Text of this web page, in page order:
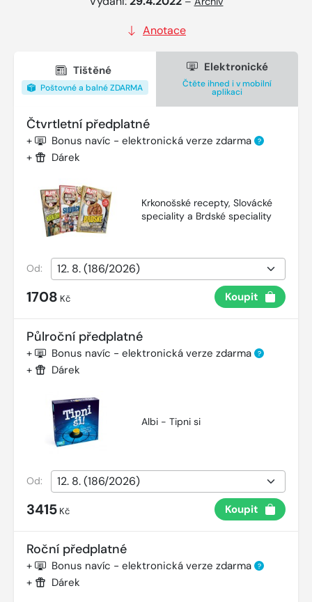
Anotace
Tištěné
Poštovné a balné ZDARMA
Elektronické
Čtěte ihned i v mobilní
aplikaci
Čtvrtletní předplatné
+ Bonus navíc - elektronická verze zdarma ?
+ Dárek
Krkonošské recepty, Slovácké
speciality a Brdské speciality
Od:
1708 Kč Koupit
Půlroční předplatné
+ Bonus navíc - elektronická verze zdarma ?
+ Dárek
Albi - Tipni si
Od:
3415 Kč Koupit
Roční předplatné
+ Bonus navíc - elektronická verze zdarma ?
+ Dárek